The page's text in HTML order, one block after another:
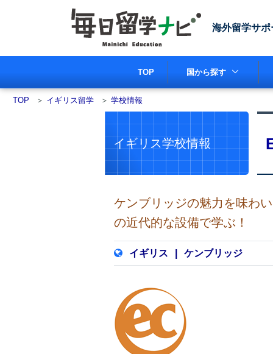
海外留学サ
TOP 国から探す
TOP ＞ イギリス留学 ＞ 学校情報
イギリス学校情報
ケンブリッジの魅力を味わ
の近代的な設備で学ぶ！
イギリス ケンブリッジ